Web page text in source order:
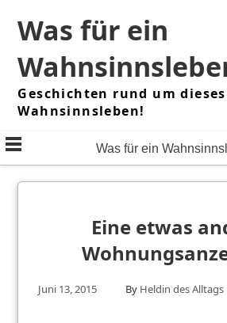
content
Was für ein
Geschichten rund um dieses
Wahnsinnsleben!
Was für ein
Eine etwas
Juni 13, 2015 By Heldin des Alltags